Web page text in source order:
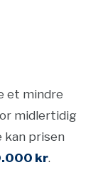
et mindre
midlertidig
prisen
kr.